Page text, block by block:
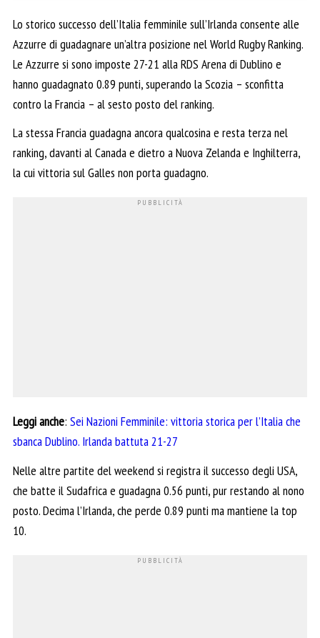
Lo storico successo dell’Italia femminile sull’Irlanda consente alle
Azzurre di guadagnare un’altra posizione nel World Rugby Ranking.
Le Azzurre si sono imposte 27-21 alla RDS Arena di Dublino e
hanno guadagnato 0.89 punti, superando la Scozia – sconfitta
contro la Francia – al sesto posto del ranking.
La stessa Francia guadagna ancora qualcosina e resta terza nel
ranking, davanti al Canada e dietro a Nuova Zelanda e Inghilterra,
la cui vittoria sul Galles non porta guadagno.
Leggi anche: Sei Nazioni Femminile: vittoria storica per l’Italia che
sbanca Dublino. Irlanda battuta 21-27
Nelle altre partite del weekend si registra il successo degli USA,
che batte il Sudafrica e guadagna 0.56 punti, pur restando al nono
posto. Decima l’Irlanda, che perde 0.89 punti ma mantiene la top
10.